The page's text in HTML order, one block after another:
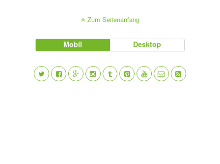
Zum Seitenanfang
Mobil Desktop